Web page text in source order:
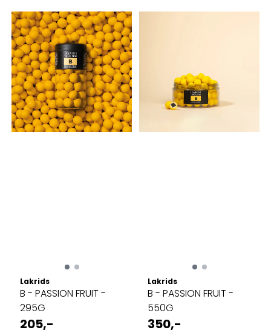
Lakrids
B - PASSION FRUIT -
295G
205,-
Lakrids
B - PASSION FRUIT -
550G
350,-